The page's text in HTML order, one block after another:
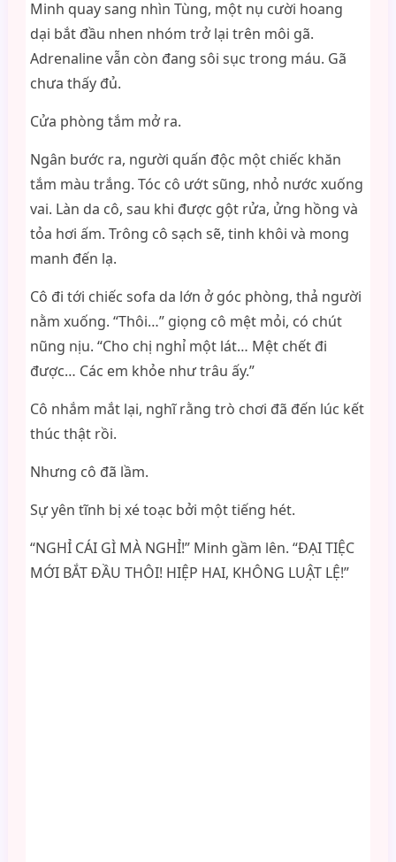
Minh quay sang nhìn Tùng, một nụ cười hoang
dại bắt đầu nhen nhóm trở lại trên môi gã.
Adrenaline vẫn còn đang sôi sục trong máu. Gã
chưa thấy đủ.
Cửa phòng tắm mở ra.
Ngân bước ra, người quấn độc một chiếc khăn
tắm màu trắng. Tóc cô ướt sũng, nhỏ nước xuống
vai. Làn da cô, sau khi được gột rửa, ửng hồng và
tỏa hơi ấm. Trông cô sạch sẽ, tinh khôi và mong
manh đến lạ.
Cô đi tới chiếc sofa da lớn ở góc phòng, thả người
nằm xuống. “Thôi…” giọng cô mệt mỏi, có chút
nũng nịu. “Cho chị nghỉ một lát… Mệt chết đi
được… Các em khỏe như trâu ấy.”
Cô nhắm mắt lại, nghĩ rằng trò chơi đã đến lúc kết
thúc thật rồi.
Nhưng cô đã lầm.
Sự yên tĩnh bị xé toạc bởi một tiếng hét.
“NGHỈ CÁI GÌ MÀ NGHỈ!” Minh gầm lên. “ĐẠI TIỆC
MỚI BẮT ĐẦU THÔI! HIỆP HAI, KHÔNG LUẬT LỆ!”